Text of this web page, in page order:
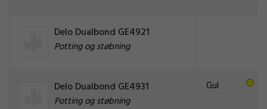
Delo Dualbond GE4921
Potting og støbning
Delo Dualbond GE4931
Potting og støbning
Gul